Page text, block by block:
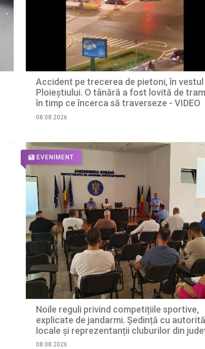
Accident pe trecerea de pietoni, în vestul
Ploieștiului. O tânără a fost lovită de
în timp ce încerca să traverseze - VIDEO
LINK
08.08.2026
EVENIMENT
Noile reguli privind competițiile sportive,
explicate de jandarmi. Ședință cu
locale și reprezentanții cluburilor din
08.08.2026